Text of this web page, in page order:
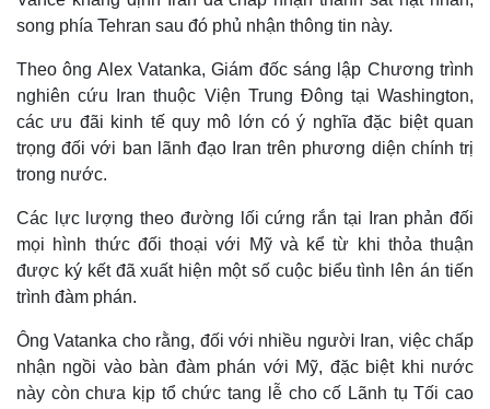
Pháp luật
Vụ án
Tin nóng
Tư vấn luật
Quân sự - Quốc phòng
Vũ khí
Việt Nam
Phân tích
song phía Tehran sau đó phủ nhận thông tin này.
Theo ông Alex Vatanka, Giám đốc sáng lập Chương trình
nghiên cứu Iran thuộc Viện Trung Đông tại Washington,
các ưu đãi kinh tế quy mô lớn có ý nghĩa đặc biệt quan
trọng đối với ban lãnh đạo Iran trên phương diện chính trị
trong nước.
Các lực lượng theo đường lối cứng rắn tại Iran phản đối
mọi hình thức đối thoại với Mỹ và kể từ khi thỏa thuận
được ký kết đã xuất hiện một số cuộc biểu tình lên án tiến
trình đàm phán.
Ông Vatanka cho rằng, đối với nhiều người Iran, việc chấp
nhận ngồi vào bàn đàm phán với Mỹ, đặc biệt khi nước
này còn chưa kịp tổ chức tang lễ cho cố Lãnh tụ Tối cao